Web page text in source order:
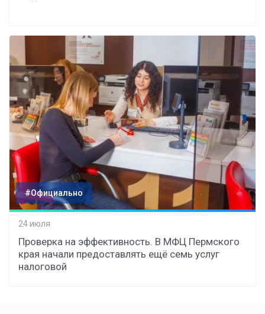
#Официально
24 июля
Проверка на эффективность. В МФЦ Пермского
края начали предоставлять ещё семь услуг
налоговой